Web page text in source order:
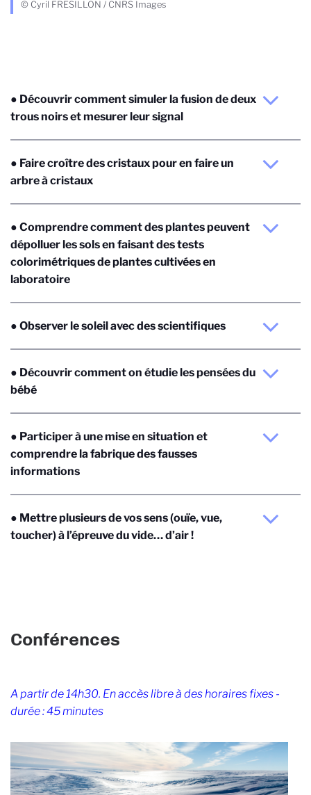
© Cyril FRESILLON / CNRS Images
● Découvrir comment simuler la fusion de deux
trous noirs et mesurer leur signal
● Faire croître des cristaux pour en faire un
arbre à cristaux
● Comprendre comment des plantes peuvent
dépolluer les sols en faisant des tests
colorimétriques de plantes cultivées en
laboratoire
● Observer le soleil avec des scientifiques
● Découvrir comment on étudie les pensées du
bébé
● Participer à une mise en situation et
comprendre la fabrique des fausses
informations
● Mettre plusieurs de vos sens (ouïe, vue,
toucher) à l’épreuve du vide… d’air !
Conférences
A partir de 14h30. En accès libre à des horaires fixes -
durée : 45 minutes